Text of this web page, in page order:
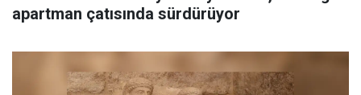
apartman çatısında sürdürüyor